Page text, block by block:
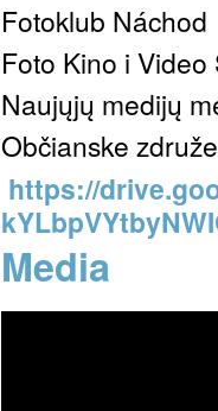
Fotoklub Náchod
Foto Kino i
Naujųjų medijų
Občianske
https://
Media